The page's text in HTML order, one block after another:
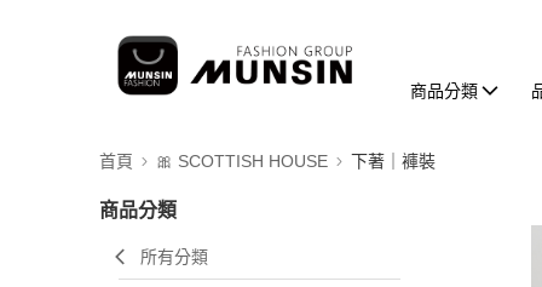
商品分類
首頁 🎀 SCOTTISH HOUSE 下著｜褲裝
商品分類
所有分類